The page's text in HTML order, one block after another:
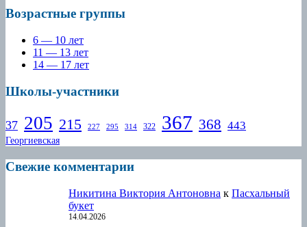
Возрастные группы
6 — 10 лет
11 — 13 лет
14 — 17 лет
Школы-участники
37 205 215 227 295 314 322 367 368 443
Георгиевская
Свежие комментарии
Никитина Виктория Антоновна к Пасхальный
букет
14.04.2026